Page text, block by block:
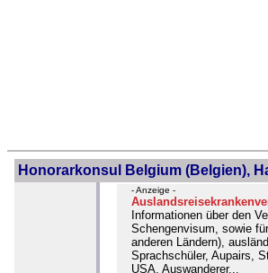
Honorarkonsul Belgium (Belgien),
- Anzeige -
Informationen über den
Schengenvisum, sowie
anderen Ländern),
Sprachschüler, Aupairs,
USA, Auswanderer...